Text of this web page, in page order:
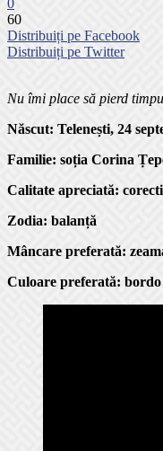
0
60
Distribuiți pe Facebook
Distribuiți pe Twitter
Nu îmi place să pierd
Născut: Telenești, 24
Familie: soția Corina
Calitate apreciată:
Zodia: balanță
Mâncare preferată:
Culoare preferată: bordo